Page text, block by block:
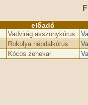
előadó
Vadvirág asszonykórus
Rokolya népdalkórus
Kócos zenekar